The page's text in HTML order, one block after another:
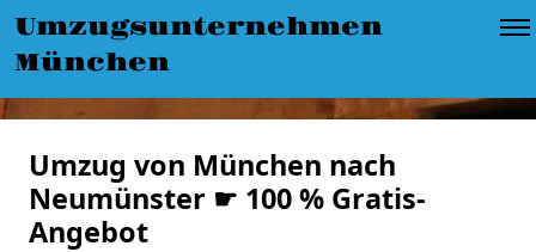
Umzugsunternehmen
München
Umzug von München nach
Neumünster ☛ 100 % Gratis-
Angebot